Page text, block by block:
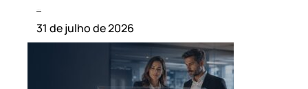
31 de julho de 2026